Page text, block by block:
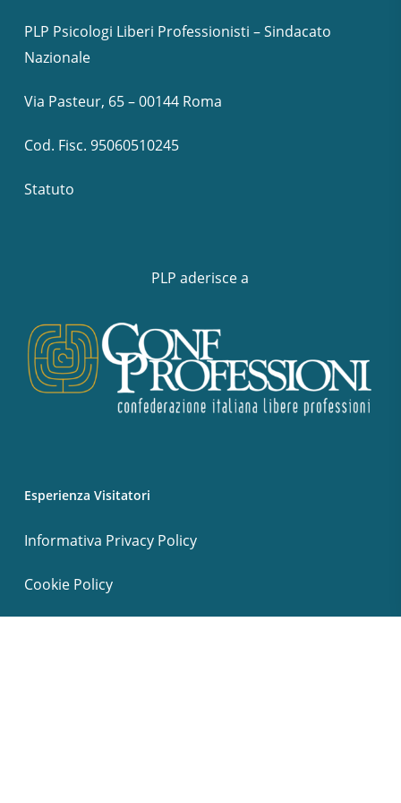
PLP Psicologi Liberi Professionisti – Sindacato
Nazionale
Via Pasteur, 65 – 00144 Roma
Cod. Fisc. 95060510245
Statuto
PLP aderisce a
Esperienza Visitatori
Informativa Privacy Policy
Cookie Policy